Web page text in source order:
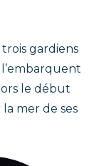
gardiens
l’embarquent
le début
mer de ses